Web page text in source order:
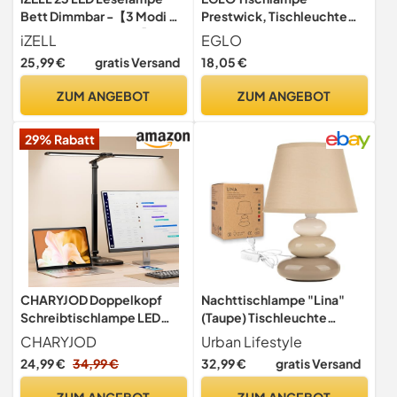
Bett Dimmbar -【3 Modi &
10 Helligkeitsstufen】
Augenschutz Klemmlampe
mit 40cm Flexiblem
Schreibtischlampe mit 10W
iZELL
25,99 € gratis Versand
ZUM ANGEBOT
Prestwick, Tischleuchte
Industrial Vintage, Beton
EGLO
18,05 €
ZUM ANGEBOT
29% Rabatt
CHARYJOD Doppelkopf
Schreibtischlampe LED
Dimmbar, Dehnbare LED
Schreibtischlampe,Schreib
tisch Lampe hat 5-
CHARYJOD
24,99 € 34,99 €
Nachttischlampe "Lina"
(Taupe) Tischleuchte
Keramik Tischlampe mit
Stoffschirm, LED geeignet,
E14 230V Keramik,
Urban Lifestyle
32,99 € gratis Versand